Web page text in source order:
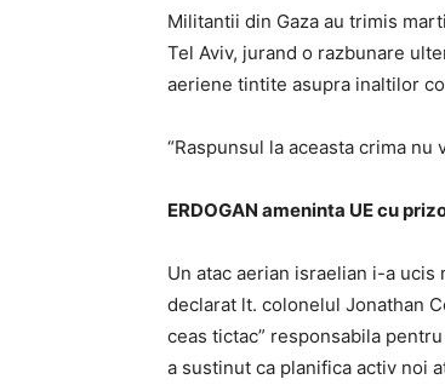
Militantii din Gaza au trimis
Tel Aviv, jurand o razbunare
aeriene tintite asupra inaltilor
“Raspunsul la aceasta crima
ERDOGAN ameninta UE cu
Un atac aerian israelian i-a ucis
declarat lt. colonelul Jonathan
ceas tictac” responsabila
a sustinut ca planifica activ noi